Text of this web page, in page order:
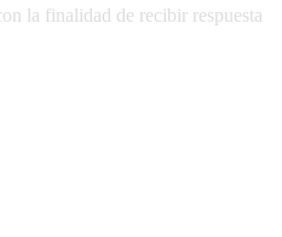
la finalidad de recibir respuesta